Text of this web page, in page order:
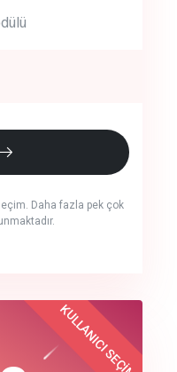
Daha fazla pek çok
KULLANICI SEÇİMİ